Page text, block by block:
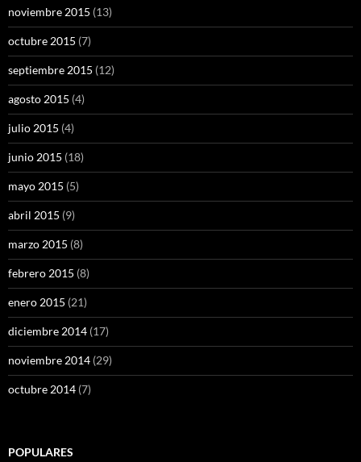
noviembre 2015 (13)
octubre 2015 (7)
septiembre 2015 (12)
agosto 2015 (4)
julio 2015 (4)
junio 2015 (18)
mayo 2015 (5)
abril 2015 (9)
marzo 2015 (8)
febrero 2015 (8)
enero 2015 (21)
diciembre 2014 (17)
noviembre 2014 (29)
octubre 2014 (7)
POPULARES